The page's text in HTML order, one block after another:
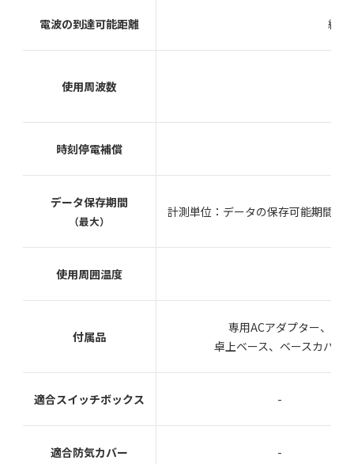
電波の到達可能距離 約
使用周波数
時刻停電補償
データ保存期間
（最大）
計測単位：データの保存可能期間
使用周囲温度
付属品
専用ACアダプター、
卓上ベース、ベースカバー
適合スイッチボックス -
適合防気カバー -